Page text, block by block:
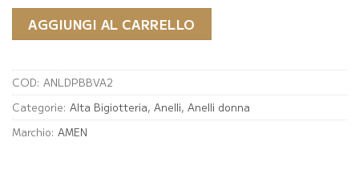
AGGIUNGI AL CARRELLO
COD: ANLDPBBVA2
Categorie: Alta Bigiotteria, Anelli, Anelli donna
Marchio: AMEN